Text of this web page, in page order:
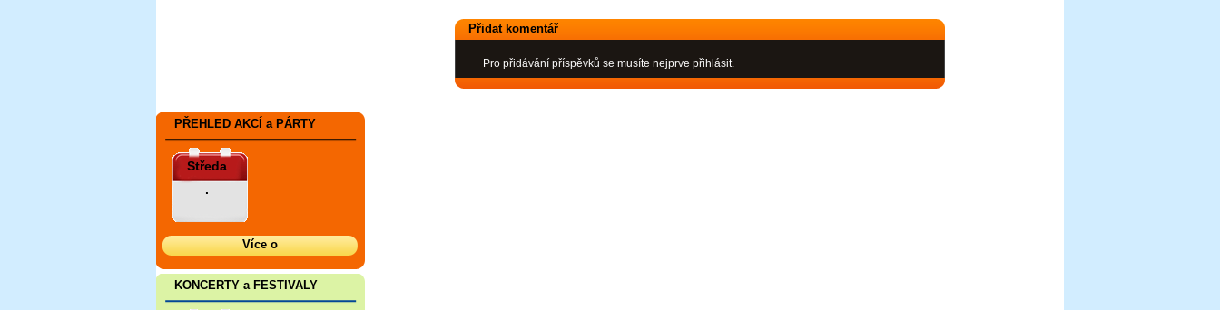
Přidat komentář
Pro přidávání příspěvků se musíte nejprve přihlásit.
PŘEHLED AKCÍ a PÁRTY
Středa
.
Více o
KONCERTY a FESTIVALY